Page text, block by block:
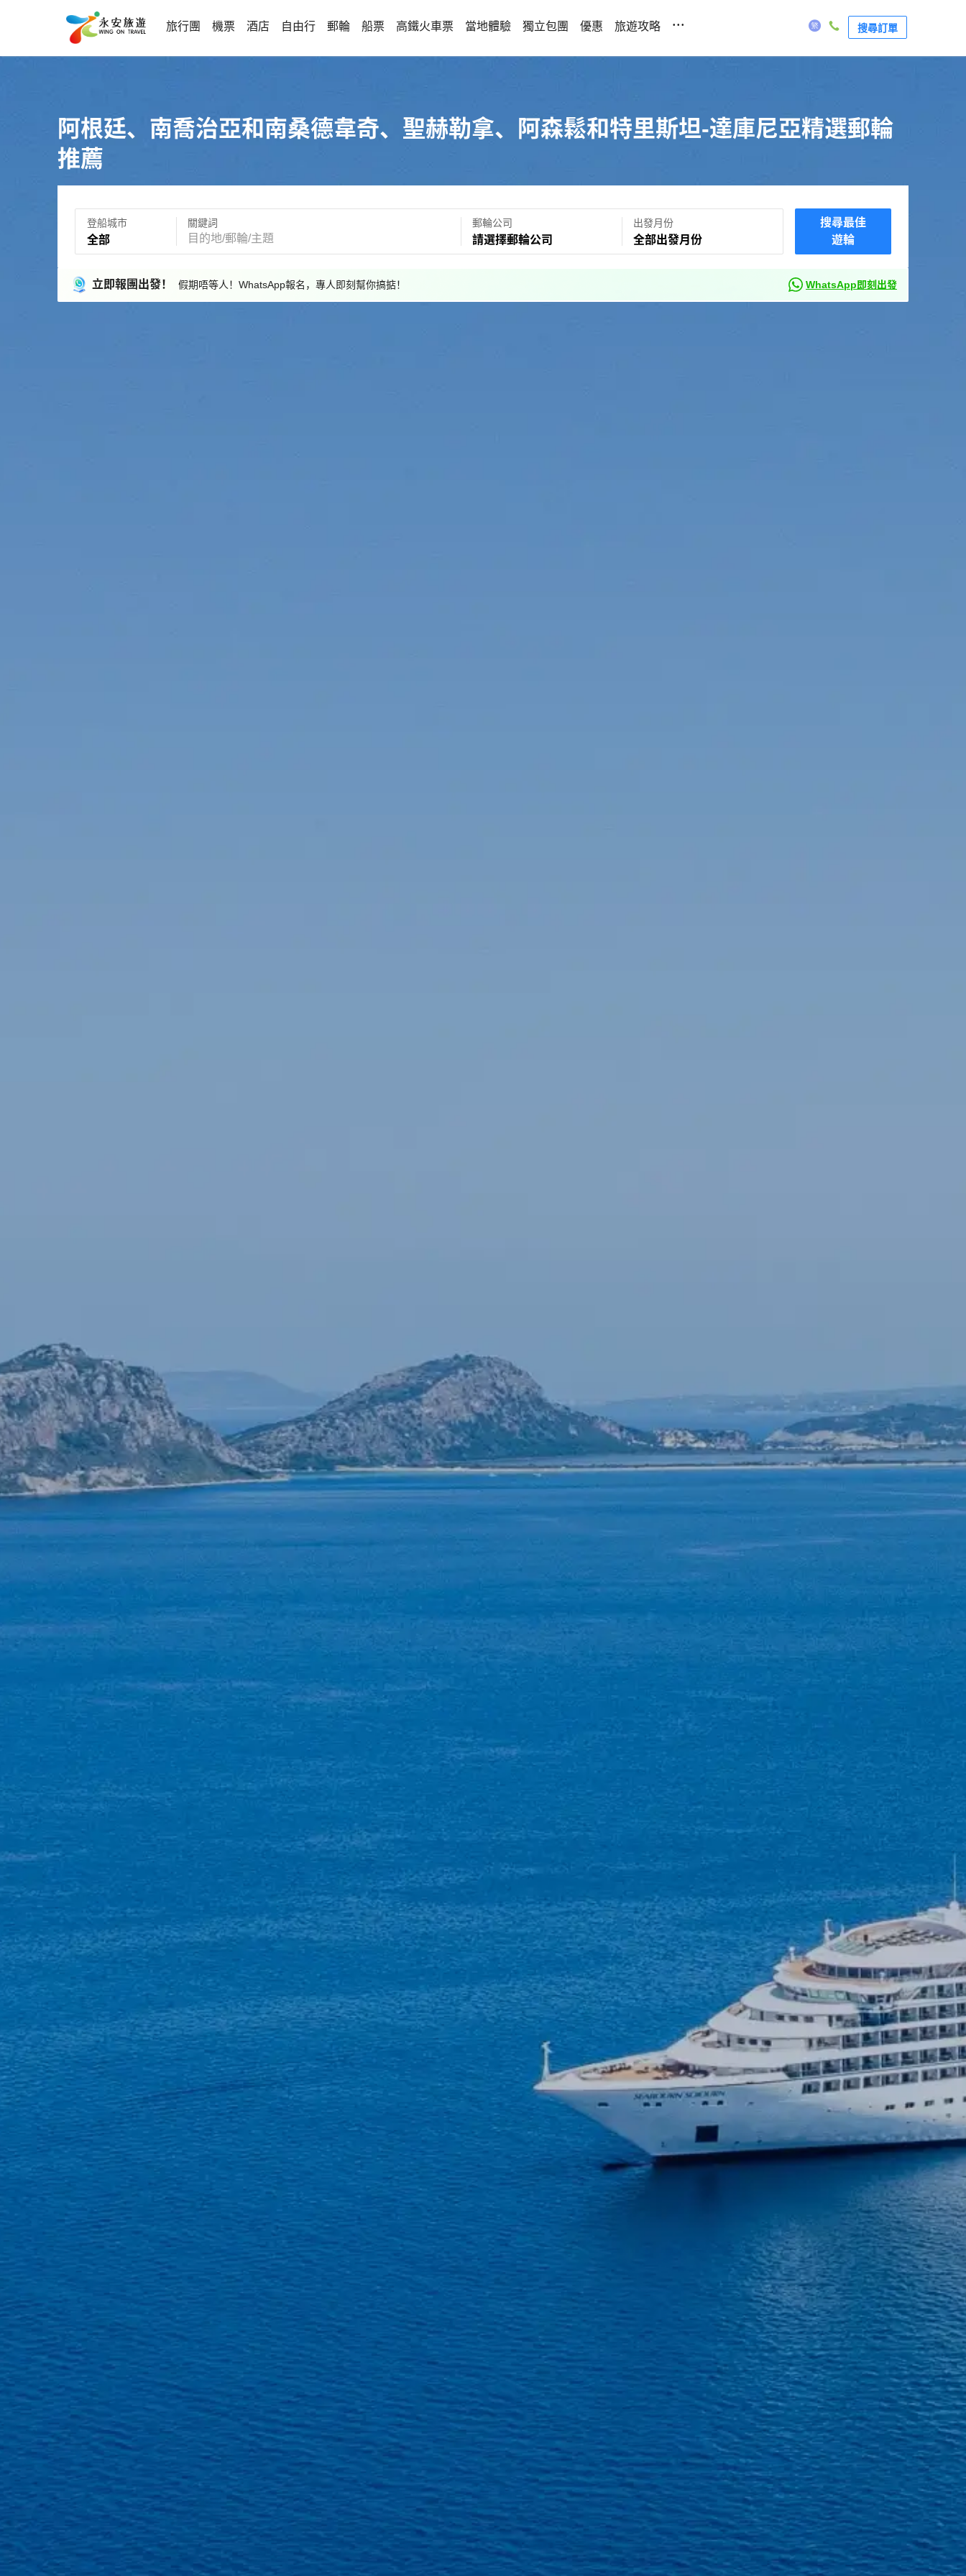
旅行團 機票 酒店 自由行 郵輪 船票 高鐵火車票 當地體驗 獨立包團 優惠 旅遊攻略 ... 搜尋訂單
阿根廷、南喬治亞和南桑德韋奇、聖赫勒拿、阿森鬆和特里斯坦-達庫尼亞精選郵輪
推薦
登船城市
全部
關鍵詞 郵輪公司
請選擇郵輪公司
出發月份
全部出發月份
搜尋最佳
遊輪
立即報團出發！ 假期唔等人！WhatsApp報名，專人即刻幫你搞掂！ WhatsApp即刻出發